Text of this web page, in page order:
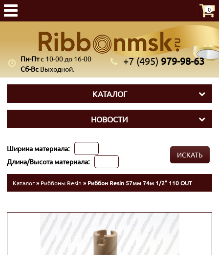
0
Пн-Птс 10-00 до 16-00
Сб-Вс Выходной.
+7 (495) 979-98-63
КАТАЛОГ
НОВОСТИ
Ширина материала:
Длина/Высота материала:
ИСКАТЬ
Каталог» Риббоны Resin » Риббон Resin 57мм 74м 1/2" 110 OUT